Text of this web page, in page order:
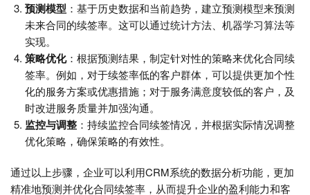
预测模型 ：基于历史数据和当前趋势，建立预测模型来预测
未来合同的续签率。这可以通过统计方法、机器学习算法等
实现。
策略优化：根据预测结果，制定针对性的策略来优化合同续
签率。例如，对于续签率低的客户群体，可以提供更加个性
化的服务方案或优惠措施；对于服务满意度较低的客户，及
时改进服务质量并加强沟通。
监控与调整 ：持续监控合同续签情况，并根据实际情况调整
优化策略，确保策略的有效性。
通过以上步骤，企业可以利用CRM系统的数据分析功能，更加
精准地预测并优化合同续签率，从而提升企业的盈利能力和客